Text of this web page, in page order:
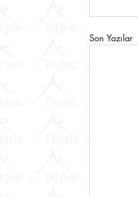
Son Yazılar